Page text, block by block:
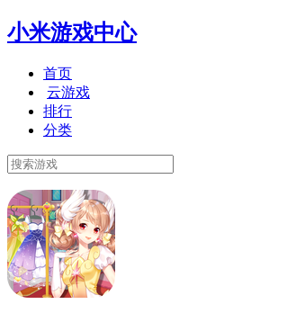
小米游戏中心
首页
云游戏
排行
分类